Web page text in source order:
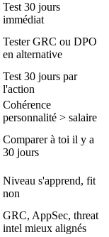
Test 30 jours
immédiat
Tester GRC ou DPO
en alternative
Test 30 jours par
l'action
Cohérence
personnalité > salaire
Comparer à toi il y a
30 jours
Niveau s'apprend, fit
non
GRC, AppSec, threat
intel mieux alignés